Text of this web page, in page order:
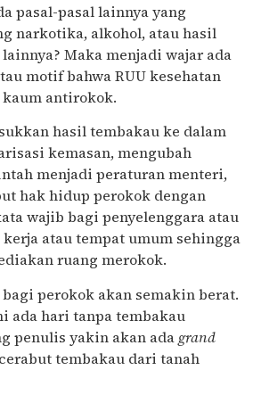
pasal-pasal lainnya yang
narkotika, alkohol, atau hasil
Maka menjadi wajar ada
motif bahwa RUU kesehatan
kaum antirokok.
hasil tembakau ke dalam
kemasan, mengubah
menjadi peraturan menteri,
hak hidup perokok dengan
wajib bagi penyelenggara atau
atau tempat umum sehingga
ruang merokok.
perokok akan semakin berat.
ada hari tanpa tembakau
penulis yakin akan ada grand
tembakau dari tanah